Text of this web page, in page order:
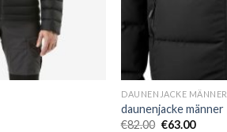
DAUNENJACKE MÄNNER
daunenjacke männer
€82.00 €63.00